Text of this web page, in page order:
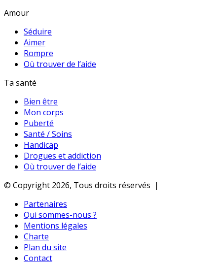
Amour
Séduire
Aimer
Rompre
Où trouver de l’aide
Ta santé
Bien être
Mon corps
Puberté
Santé / Soins
Handicap
Drogues et addiction
Où trouver de l’aide
© Copyright 2026, Tous droits réservés |
Partenaires
Qui sommes-nous ?
Mentions légales
Charte
Plan du site
Contact